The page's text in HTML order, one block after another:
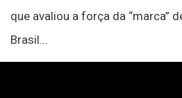
que avaliou a força da “marca”
Brasil...